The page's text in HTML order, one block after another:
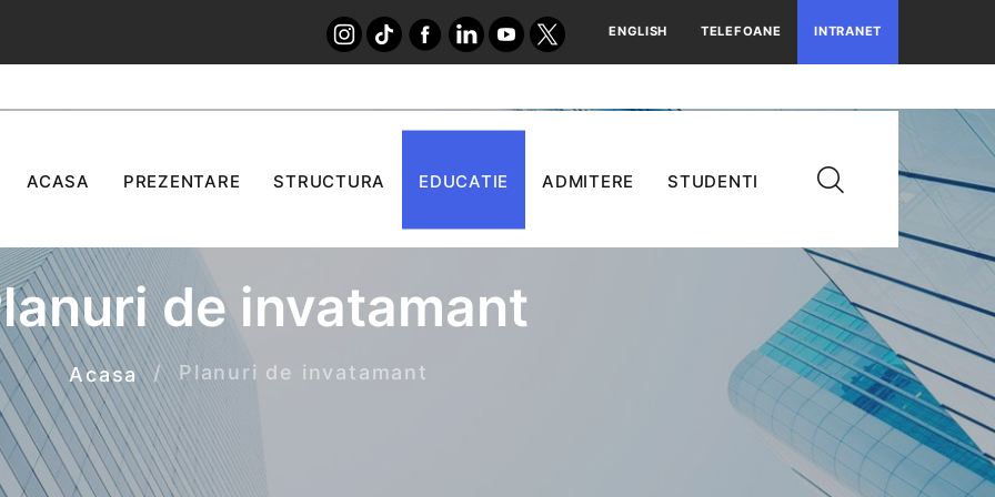
ENGLISH TELEFOANE INTRANET
ACASA PREZENTARE STRUCTURA EDUCATIE ADMITERE STUDENTI
de invatamant
Acasa Planuri de invatamant